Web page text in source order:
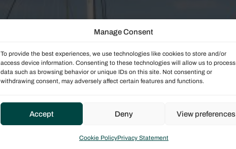
Manage Consent
To provide the best experiences, we use technologies like cookies to store and/or
access device information. Consenting to these technologies will allow us to process
data such as browsing behavior or unique IDs on this site. Not consenting or
withdrawing consent, may adversely affect certain features and functions.
Accept Deny View preferences
Cookie PolicyPrivacy Statement